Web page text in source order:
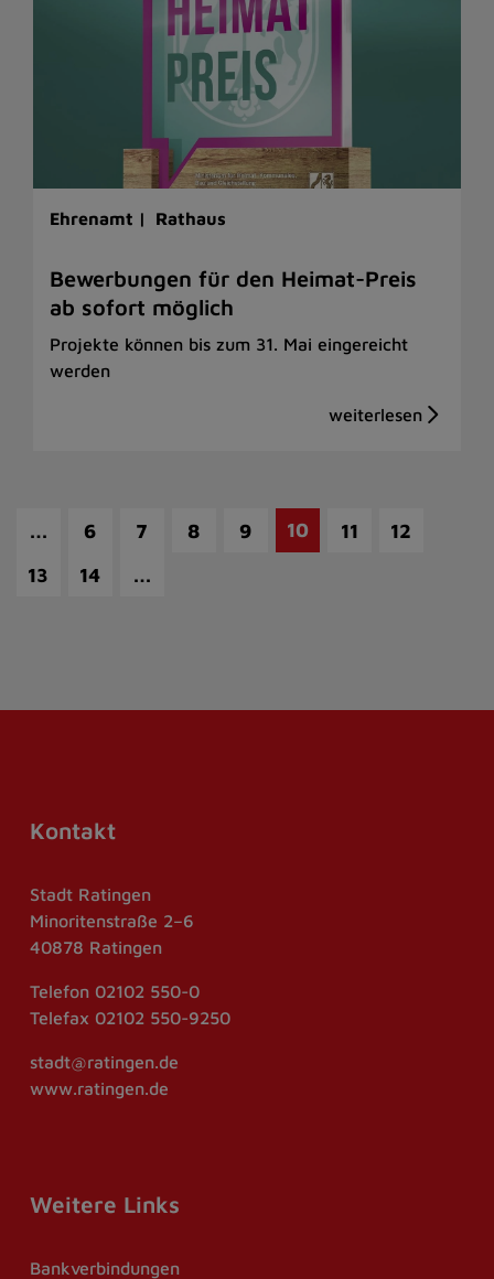
Ehrenamt | Rathaus
Bewerbungen für den Heimat-Preis
ab sofort möglich
Projekte können bis zum 31. Mai eingereicht
werden
… 6 7 8 9 10 11
12
13
14 …
Kontakt
Stadt Ratingen
Minoritenstraße 2–6
40878 Ratingen
Telefon 02102 550-0
Telefax 02102 550-9250
stadt@ratingen.de
www.ratingen.de
Weitere Links
Bankverbindungen